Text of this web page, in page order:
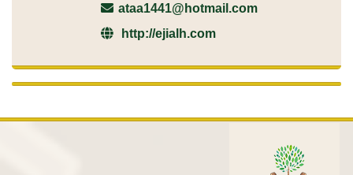
ataa1441@hotmail.com
http://ejialh.com